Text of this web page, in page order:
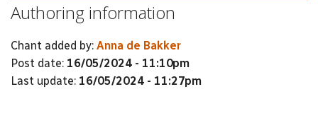
Authoring information
Chant added by: Anna de Bakker
Post date: 16/05/2024 - 11:10pm
Last update: 16/05/2024 - 11:27pm